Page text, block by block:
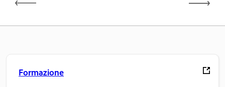
Formazione